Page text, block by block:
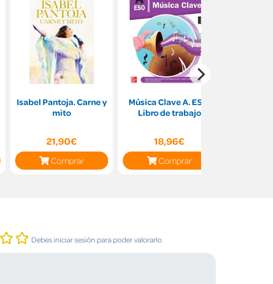
Isabel Pantoja. Carne y
mito
21,90€
Comprar
Música Clave A. ESO.
Libro de trabajo
18,96€
Comprar
Debes iniciar sesión para poder valorarlo